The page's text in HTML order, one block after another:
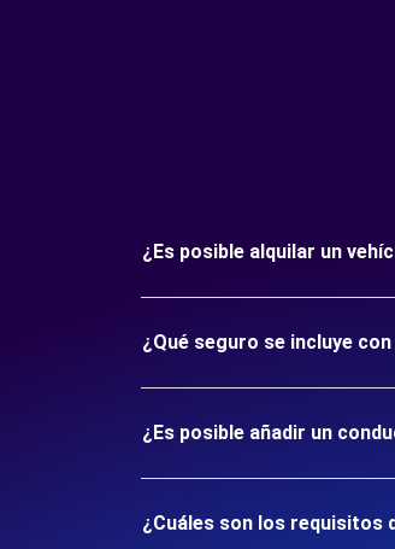
¿Es posible alquilar un
¿Qué seguro se incluye
¿Es posible añadir un
¿Cuáles son los requisitos